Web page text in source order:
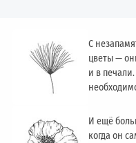
С
цветы —
и в
И ещё
когда он